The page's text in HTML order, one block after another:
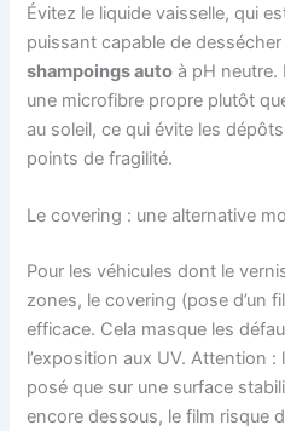
Évitez le liquide vaisselle, qui
puissant capable de
shampoings auto à pH neutre.
une microfibre propre plutôt
au soleil, ce qui évite les
points de fragilité.
Le covering : une alternative
Pour les véhicules dont le
zones, le covering (pose d’un
efficace. Cela masque les
l’exposition aux UV. Attention
posé que sur une surface
encore dessous, le film risque